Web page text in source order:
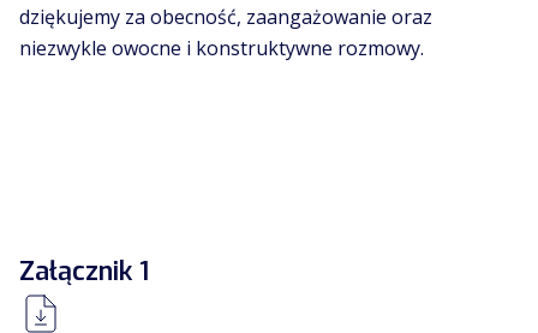
dziękujemy za obecność, zaangażowanie oraz
niezwykle owocne i konstruktywne rozmowy.
Załącznik 1